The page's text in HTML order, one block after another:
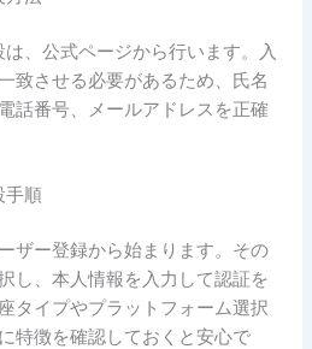
、公式ページから行います。入
致させる必要があるため、氏名
話番号、メールアドレスを正確
手順
ザー登録から始まります。その
し、本人情報を入力して認証を
タイプやプラットフォーム選択
特徴を確認しておくと安心で